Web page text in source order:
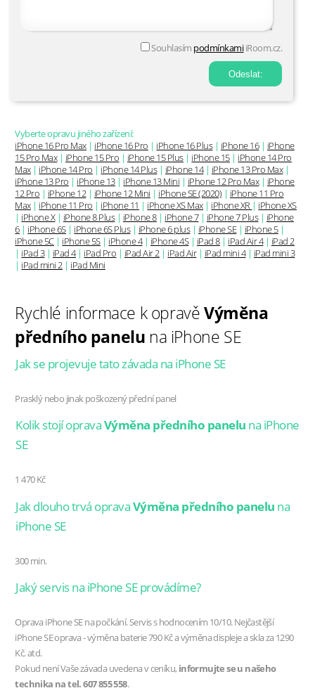
Souhlasím podmínkami iRoom.cz.
Vyberte opravu jiného zařízení:
iPhone 16 Pro Max| iPhone 16 Pro | iPhone 16 Plus| iPhone 16| iPhone
15 Pro Max| iPhone 15 Pro | iPhone 15 Plus| iPhone 15| iPhone 14 Pro
Max| iPhone 14 Pro | iPhone 14 Plus| iPhone 14| iPhone 13 Pro Max|
iPhone 13 Pro | iPhone 13| iPhone 13 Mini | iPhone 12 Pro Max| iPhone
12 Pro | iPhone 12| iPhone 12 Mini | iPhone SE (2020) | iPhone 11 Pro
Max| iPhone 11 Pro | iPhone 11 | iPhone XS Max| iPhone XR | iPhone XS
| iPhone X| iPhone 8 Plus| iPhone 8| iPhone 7| iPhone 7 Plus| iPhone
6| iPhone 6S| iPhone 6S Plus| iPhone 6 plus| iPhone SE| iPhone 5|
iPhone 5C| iPhone 5S| iPhone 4| iPhone 4S| iPad 8| iPad Air 4| iPad 2
| iPad 3| iPad 4| iPad Pro | iPad Air 2| iPad Air| iPad mini 4| iPad mini 3
| iPad mini 2| iPad Mini
Rychlé informace k opravěVýměna
předního panelu na iPhone SE
Jak se projevuje tato závada na iPhone SE
Prasklý nebo jinak poškozený přední panel
Kolik stojí opravaVýměna předního panelu na iPhone
SE
1 470 Kč
Jak dlouho trvá opravaVýměna předního panelu na
iPhone SE
300 min.
Jaký servis na iPhone SE provádíme?
Oprava iPhone SE na počkání. Servis s hodnocením 10/10. Nejčastější
iPhone SE oprava - výměna baterie 790 Kč a výměna displeje a skla za 1290
Kč. atd.
Pokud není Vaše závada uvedena v ceníku, informujte se u našeho
technika na tel. 607 855 558.